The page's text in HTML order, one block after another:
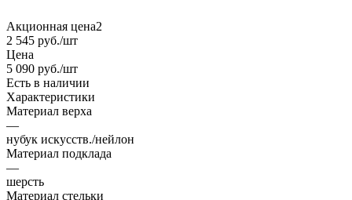
Акционная цена2
2 545 руб./шт
Цена
5 090 руб./шт
Есть в наличии
Характеристики
Материал верха
—
нубук искусств./нейлон
Материал подклада
—
шерсть
Материал стельки